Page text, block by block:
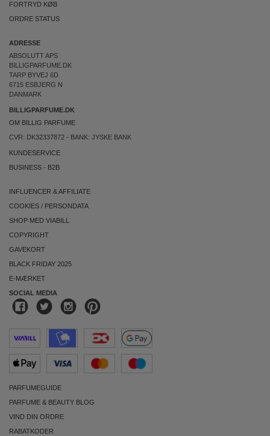
FORTRYD KØB
ORDRE STATUS
ADRESSE
ABSOLUTT APS
BILLIGPARFUME.DK
TARP BYVEJ 6D
6715 ESBJERG N
DANMARK
BILLIGPARFUME.DK
OM BILLIG PARFUME
CVR: DK32337872 - BANK: JYSKE BANK
KUNDESERVICE
BUSINESS - B2B
INFLUENCER & AFFILIATE
COOKIES / PERSONDATA
SHOP MED VIABILL
COPYRIGHT
GAVEKORT
BLACK FRIDAY 2025
E-MÆRKET
SOCIAL MEDIA
PARFUMEGUIDE
PARFUME & BEAUTY BLOG
VIND DIN ORDRE
RABATKODER